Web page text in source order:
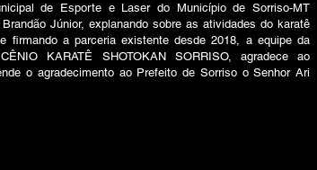
de Esporte e Laser do Município de Sorriso-MT
Júnior, explanando sobre as atividades do karatê
firmando a parceria existente desde 2018, a equipe da
KARATÊ SHOTOKAN SORRISO, agradece ao
o agradecimento ao Prefeito de Sorriso o Senhor Ari